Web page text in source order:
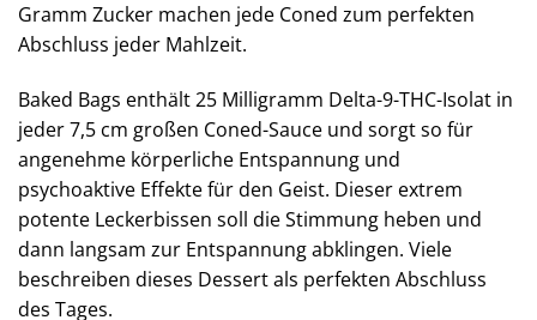
Gramm Zucker machen jede Coned zum perfekten
Abschluss jeder Mahlzeit.
Baked Bags enthält 25 Milligramm Delta-9-THC-Isolat in
jeder 7,5 cm großen Coned-Sauce und sorgt so für
angenehme körperliche Entspannung und
psychoaktive Effekte für den Geist. Dieser extrem
potente Leckerbissen soll die Stimmung heben und
dann langsam zur Entspannung abklingen. Viele
beschreiben dieses Dessert als perfekten Abschluss
des Tages.